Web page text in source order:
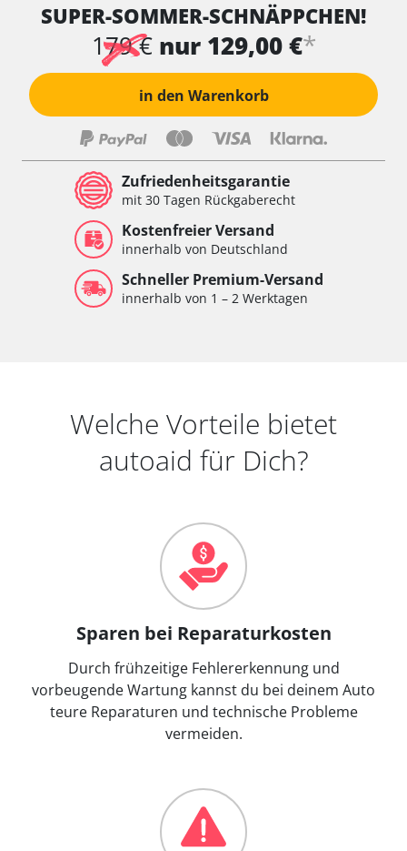
SUPER-SOMMER-SCHNÄPPCHEN!
179 € nur 129,00 €*
in den Warenkorb
Zufriedenheitsgarantie
mit 30 Tagen Rückgaberecht
Kostenfreier Versand
innerhalb von Deutschland
Schneller Premium-Versand
innerhalb von 1 – 2 Werktagen
Welche Vorteile bietet
autoaid für Dich?
Sparen bei Reparaturkosten
Durch frühzeitige Fehlererkennung und
vorbeugende Wartung kannst du bei deinem Auto
teure Reparaturen und technische Probleme
vermeiden.